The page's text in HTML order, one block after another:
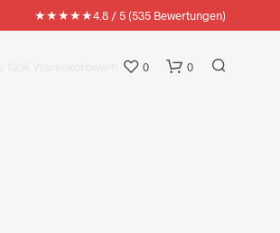
★★★★★4.8 / 5 (535 Bewertungen)
0 0